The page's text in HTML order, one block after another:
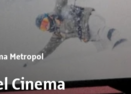
Metropol
Cinema